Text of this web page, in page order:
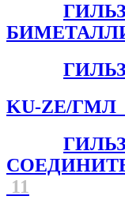
KU-ZE/ГМЛ
11